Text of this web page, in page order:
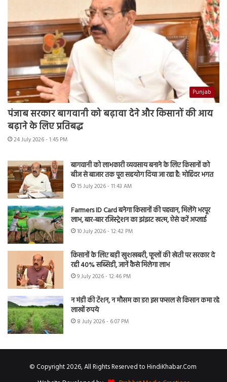
Punjab
पंजाब सरकार बागवानी को बढ़ावा देने और किसानों की आय
बढ़ाने के लिए प्रतिबद्ध
24 July 2026 - 1:45 PM
बागवानी को लाभकारी व्यवसाय बनाने के लिए किसानों को
बीज से बाजार तक पूरा सहयोग दिया जा रहा है: मोहिंदर भगत
15 July 2026 - 11:43 AM
Farmers ID Card बनेगा किसानों की पहचान, मिलेंगे भरपूर
लाभ, बार-बार रजिस्ट्रेशन का झंझट खत्म, ऐसे करें अप्लाई
10 July 2026 - 12:42 PM
किसानों के लिए बड़ी खुशखबरी, फूलों की खेती पर सरकार दे
रही 40% सब्सिडी, जानें कैसे मिलेगा लाभ
9 July 2026 - 12:46 PM
न मंडी की टेंशन, न मौसम का डर! इस फसल से किसान कमा रहे
लाखों रुपये
8 July 2026 - 6:07 PM
© Copyright 2026, All Rights Reserved to HindiKhabar.Com